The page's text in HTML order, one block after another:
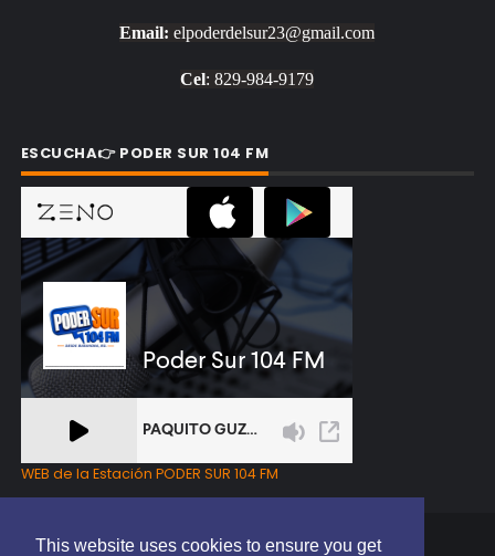
This website uses cookies to ensure you get
Email: elpoderdelsur23@gmail.com
Cel: 829-984-9179
ESCUCHA👉 PODER SUR 104 FM
WEB de la Estación PODER SUR 104 FM